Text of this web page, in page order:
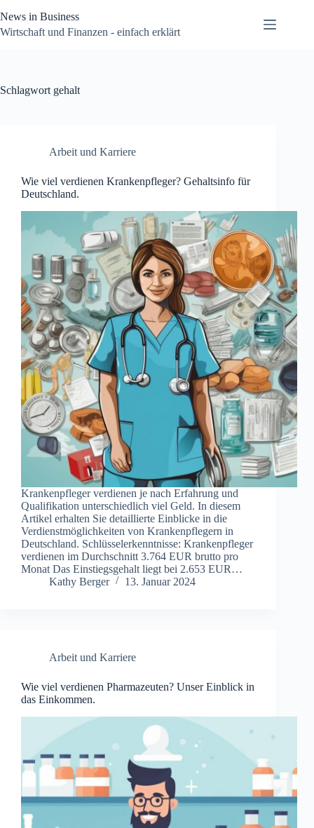
Inhalt
springen
News in Business
Wirtschaft und Finanzen - einfach erklärt
Schlagwort gehalt
Arbeit und Karriere
Wie viel verdienen Krankenpfleger? Gehaltsinfo für
Deutschland.
Krankenpfleger verdienen je nach Erfahrung und
Qualifikation unterschiedlich viel Geld. In diesem
Artikel erhalten Sie detaillierte Einblicke in die
Verdienstmöglichkeiten von Krankenpflegern in
Deutschland. Schlüsselerkenntnisse: Krankenpfleger
verdienen im Durchschnitt 3.764 EUR brutto pro
Monat Das Einstiegsgehalt liegt bei 2.653 EUR…
Kathy Berger
13. Januar 2024
Arbeit und Karriere
Wie viel verdienen Pharmazeuten? Unser Einblick in
das Einkommen.